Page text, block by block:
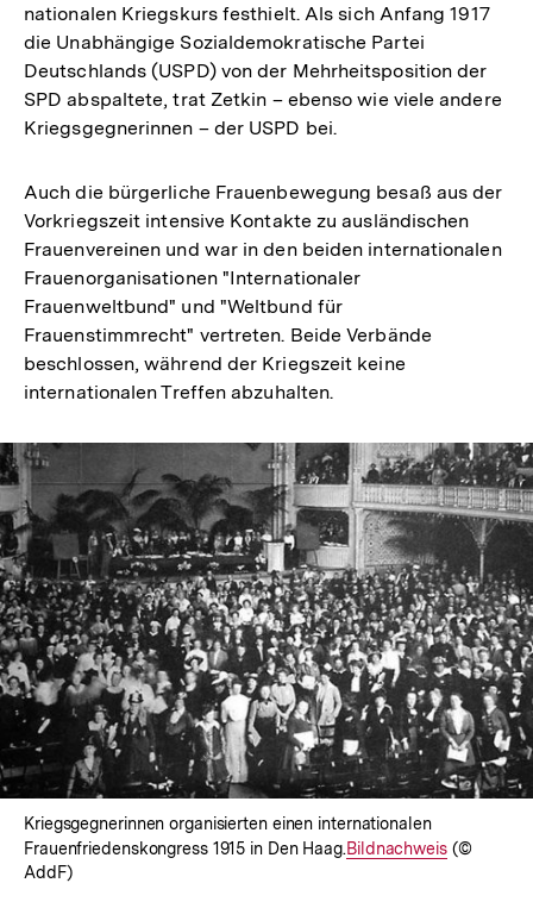
nationalen Kriegskurs festhielt. Als sich Anfang 1917
die Unabhängige Sozialdemokratische Partei
Deutschlands (USPD) von der Mehrheitsposition der
SPD abspaltete, trat Zetkin – ebenso wie viele andere
Kriegsgegnerinnen – der USPD bei.
Auch die bürgerliche Frauenbewegung besaß aus der
Vorkriegszeit intensive Kontakte zu ausländischen
Frauenvereinen und war in den beiden internationalen
Frauenorganisationen "Internationaler
Frauenweltbund" und "Weltbund für
Frauenstimmrecht" vertreten. Beide Verbände
beschlossen, während der Kriegszeit keine
internationalen Treffen abzuhalten.
Kriegsgegnerinnen organisierten einen internationalen
Frauenfriedenskongress 1915 in Den Haag.Interner
Bildnachweis(©
AddF)